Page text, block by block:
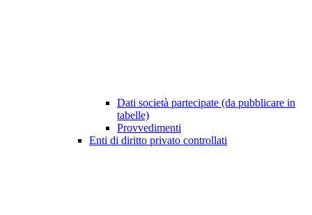
Dati società partecipate (da pubblicare in
tabelle)
Provvedimenti
Enti di diritto privato controllati